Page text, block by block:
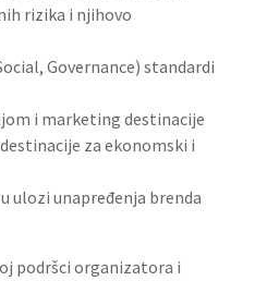
rizika i njihovo
Governance) standardi
i marketing destinacije
za ekonomski i
ulozi unapređenja brenda
podršci organizatora i